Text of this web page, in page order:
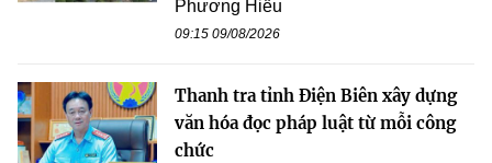
Phương Hiếu
09:15 09/08/2026
Thanh tra tỉnh Điện Biên xây dựng
văn hóa đọc pháp luật từ mỗi công
chức